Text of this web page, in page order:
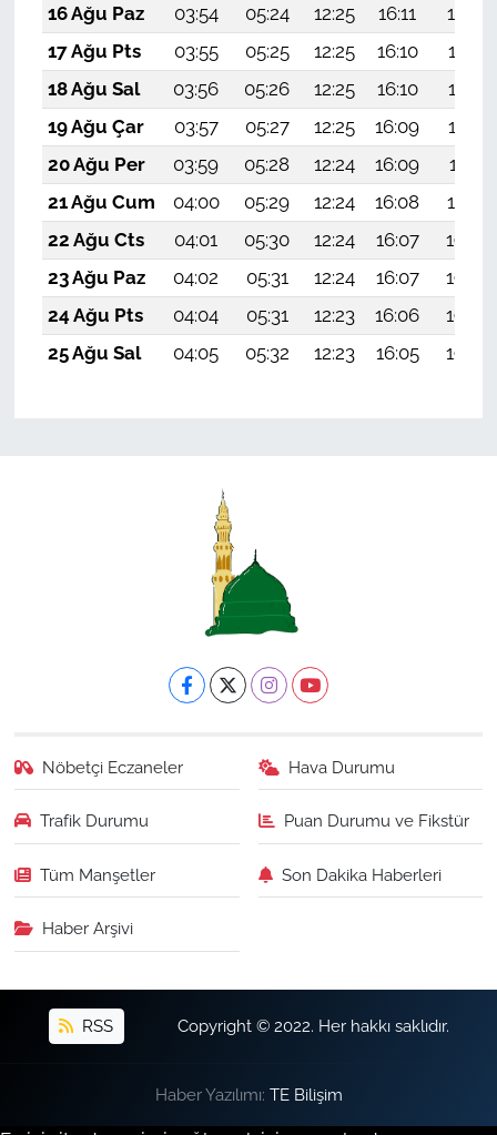
16 Ağu Paz
03:54 05:24 12:25 16:11
19:16
17 Ağu Pts
03:55 05:25 12:25 16:10
19:15
18 Ağu Sal
03:56 05:26 12:25 16:10
19:14
19 Ağu Çar
03:57 05:27 12:25 16:09
19:12
20 Ağu Per
03:59 05:28 12:24 16:09
19:11
21 Ağu Cum
04:00 05:29 12:24 16:08
19:10
22 Ağu Cts
04:01 05:30 12:24 16:07
19:08
23 Ağu Paz
04:02 05:31 12:24 16:07
19:07
24 Ağu Pts
04:04 05:31 12:23 16:06
19:06
25 Ağu Sal
04:05 05:32 12:23 16:05 19:04
Nöbetçi Eczaneler Hava Durumu
Trafik Durumu Puan Durumu ve Fikstür
Tüm Manşetler Son Dakika Haberleri
Haber Arşivi
RSS Copyright © 2022. Her hakkı saklıdır.
Haber Yazılımı: TE Bilişim